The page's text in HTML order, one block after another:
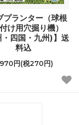
プランター（球根
け用穴掘り機）
・四国・九州)】送
料込
円(税270円)